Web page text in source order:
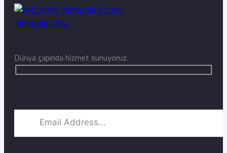
Dünya çapında hizmet sunuyoruz.